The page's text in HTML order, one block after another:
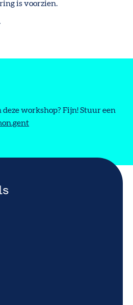
is voorzien.
deze workshop? Fijn! Stuur een